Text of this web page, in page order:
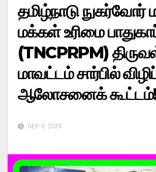
தமிழ்நாடு நுகர்வோர்
மக்கள் உரிமை
(TNCPRPM)
மாவட்டம் சார்பில்
ஆலோசனைக்
SEP 8, 2024